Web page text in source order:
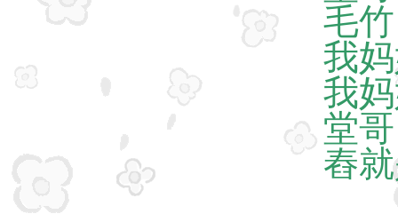
毛
我
我
堂
舂